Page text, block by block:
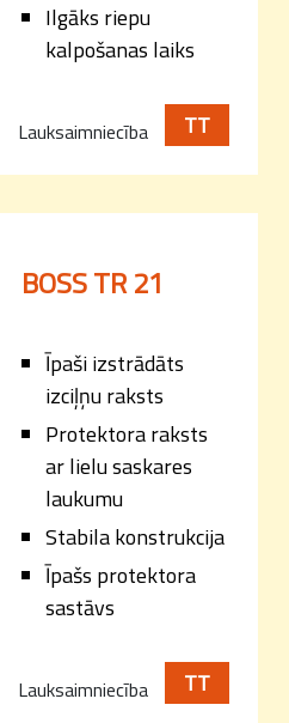
Ilgāks riepu
kalpošanas laiks
Lauksaimniecība TT
BOSS TR 21
Īpaši izstrādāts
izciļņu raksts
Protektora raksts
ar lielu saskares
laukumu
Stabila konstrukcija
Īpašs protektora
sastāvs
Lauksaimniecība TT